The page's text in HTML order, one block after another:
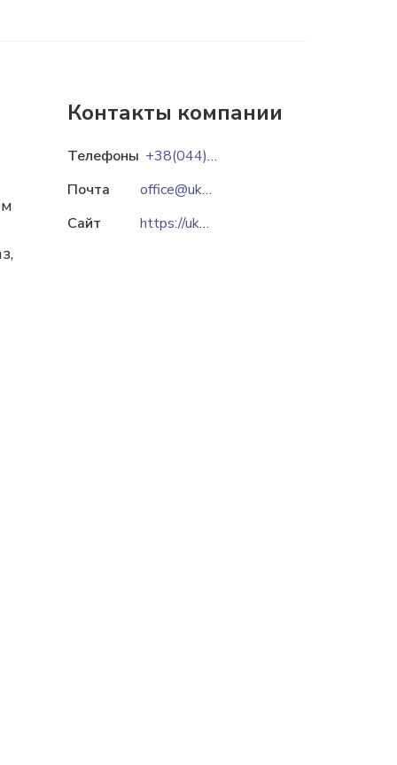
Контакты компании
Телефоны
+38(044)333-70-86
Почта
office@ukspar.ua
Сайт
https://ukspar.ua